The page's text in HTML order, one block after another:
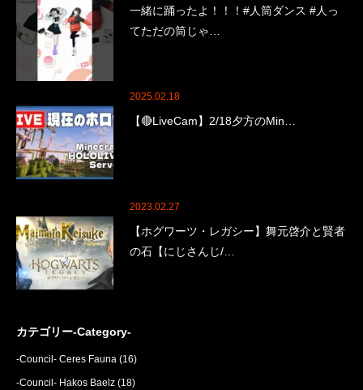
一緒に踊ったよ！！！#人筒ダンス #人っ
てただの筒じゃ…
2025.02.18
【🔴LiveCam】2/18夕方のMin…
2023.02.27
【ホグワーツ・レガシー】舞元啓介と賢者
の石【にじさんじ/…
カテゴリー-Category-
-Council- Ceres Fauna (16)
-Council- Hakos Baelz (18)